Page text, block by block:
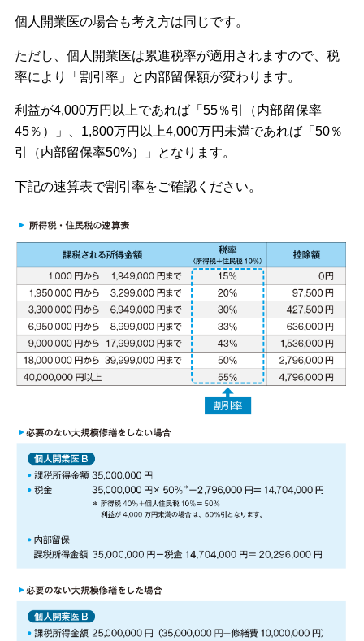
個人開業医の場合も考え方は同じです。
ただし、個人開業医は累進税率が適用されますので、税
率により「割引率」と内部留保額が変わります。
利益が4,000万円以上であれば「55％引（内部留保率
45％）」、1,800万円以上4,000万円未満であれば「50％
引（内部留保率50%）」となります。
下記の速算表で割引率をご確認ください。